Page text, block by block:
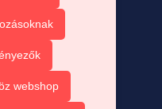
webshop